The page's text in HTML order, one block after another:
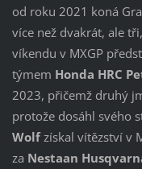
od roku 2021 koná
více než dvakrát, ale
víkendu v MXGP
týmem Honda HRC
2023, přičemž druhý
protože dosáhl svého
Wolfzískal vítězství v
za Nestaan